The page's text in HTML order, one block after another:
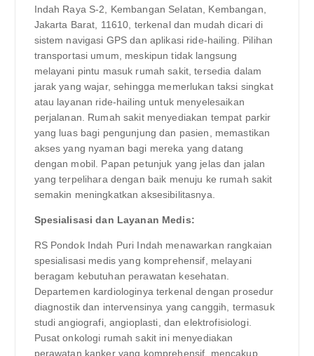
Indah Raya S-2, Kembangan Selatan, Kembangan,
Jakarta Barat, 11610, terkenal dan mudah dicari di
sistem navigasi GPS dan aplikasi ride-hailing. Pilihan
transportasi umum, meskipun tidak langsung
melayani pintu masuk rumah sakit, tersedia dalam
jarak yang wajar, sehingga memerlukan taksi singkat
atau layanan ride-hailing untuk menyelesaikan
perjalanan. Rumah sakit menyediakan tempat parkir
yang luas bagi pengunjung dan pasien, memastikan
akses yang nyaman bagi mereka yang datang
dengan mobil. Papan petunjuk yang jelas dan jalan
yang terpelihara dengan baik menuju ke rumah sakit
semakin meningkatkan aksesibilitasnya.
Spesialisasi dan Layanan Medis:
RS Pondok Indah Puri Indah menawarkan rangkaian
spesialisasi medis yang komprehensif, melayani
beragam kebutuhan perawatan kesehatan.
Departemen kardiologinya terkenal dengan prosedur
diagnostik dan intervensinya yang canggih, termasuk
studi angiografi, angioplasti, dan elektrofisiologi.
Pusat onkologi rumah sakit ini menyediakan
perawatan kanker yang komprehensif, mencakup